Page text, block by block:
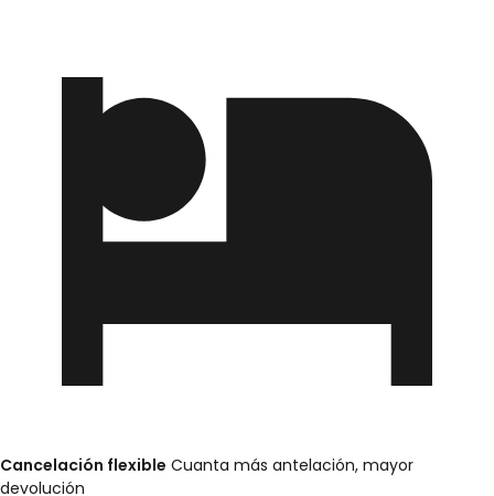
Cancelación flexible Cuanta más antelación, mayor
devolución